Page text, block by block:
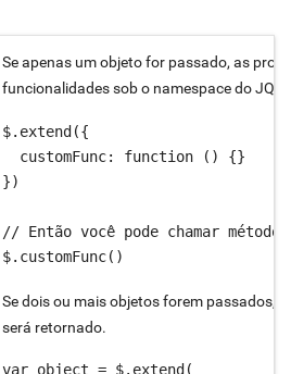
Se apenas um objeto for passado, as
funcionalidades sob o namespace do JQ.
$.extend({
  customFunc: function () {}
})
// Então você pode chamar
Se dois ou mais objetos forem passados,
será retornado.
var object = $.extend(